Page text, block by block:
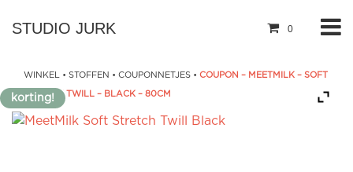
STUDIO JURK 0
WINKEL • STOFFEN • COUPONNETJES • COUPON – MEETMILK – SOFT
STRETCH TWILL – BLACK – 80CM
korting!